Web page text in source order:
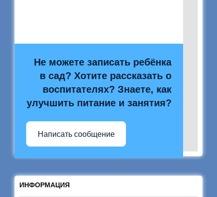
Не можете записать ребёнка
в сад? Хотите рассказать о
воспитателях? Знаете, как
улучшить питание и занятия?
Написать сообщение
ИНФОРМАЦИЯ